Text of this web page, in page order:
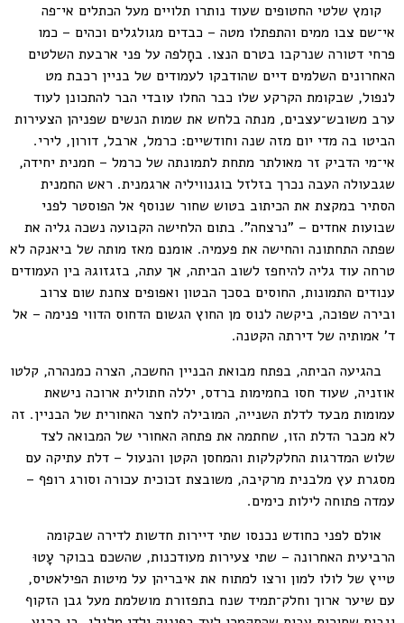
קומץ שלטי החטופים שעוד נותרו תלויים מעל הכתלים אי־פה
אי־שם צבו ממים והתפתלו מטה – כבדים מגולגלים וכהים – כמו
פרחי דטורה שנרקבו בטרם הנצו. בחָלפה על פני ארבעת השלטים
האחרונים השלמים דיים שהודבקו לעמודים של בניין רכבת מט
לנפול, שבקומת הקרקע שלו כבר החלו עובדי הבר להתכונן לעוד
ערב משובש־עצבים, מנתה בלחש את שמות הנשים שפניהן הצעירות
הביטו בה מדי יום מזה שנה וחודשיים: כרמל, ארבל, דורון, לירי.
אי־מי הדביק זר מאולתר מתחת לתמונתה של כרמל – חמנית יחידה,
שגבעולה העבה נכרך בזלזל בוגנוויליה ארגמנית. ראש החמנית
הסתיר במקצת את הכיתוב בטוש שחור שנוסף אל הפוסטר לפני
שבועות אחדים – "נרצחה". בתום הלחישה הקבועה נשכה גליה את
שפתה התחתונה והחישה את פעמיה. אומנם מאז מותה של ביאנקה לא
טרחה עוד גליה להיחפז לשוב הביתה, אך עתה, בזגזוגהּ בין העמודים
ענודים התמונות, החוסים בסכך הבטון ואפופים צחנת שום צרוב
ובירה שפוכה, ביקשה לנוס מן החוץ הגשום הדחוס הדווי פנימה – אל
ד' אמותיה של דירתה הקטנה.
בהגיעה הביתה, בפתח מבואת הבניין החשכה, הצרה כמנהרה, קלטו
אוזניה, שעוד חסו בחמימות ברדס, יללה חתולית ארוכה נישאת
עמומות מבעד לדלת השנייה, המובילה לחצר האחורית של הבניין. זה
לא מכבר הדלת הזו, שחתמה את פתחהּ האחורי של המבואה לצד
שלוש המדרגות החלקלקות והמחסן הקטן והנעול – דלת עתיקה עם
מסגרת עץ מלבנית מרקיבה, משובצת זכוכית עכורה וסורג רופף –
עמדה פתוחה לילות כימים.
אולם לפני כחודש נכנסו שתי דיירות חדשות לדירה שבקומה
הרביעית האחרונה – שתי צעירות מעודכנות, שהשכם בבוקר עָטוּ
טייץ של לולו למון ורצו למתוח את איבריהן על מיטות הפילאטיס,
עם שיער ארוך וחלק־תמיד שנח בתפזורת מושלמת מעל גבן הזקוף